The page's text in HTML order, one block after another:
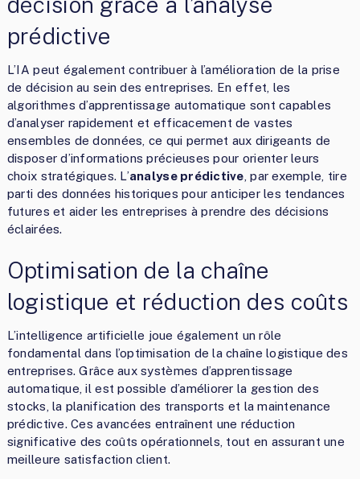
prédictive
L’IA peut également contribuer à l’amélioration de la prise
de décision au sein des entreprises. En effet, les
algorithmes d’apprentissage automatique sont capables
d’analyser rapidement et efficacement de vastes
ensembles de données, ce qui permet aux dirigeants de
disposer d’informations précieuses pour orienter leurs
choix stratégiques. L’analyse prédictive , par exemple, tire
parti des données historiques pour anticiper les tendances
futures et aider les entreprises à prendre des décisions
éclairées.
Optimisation de la chaîne
logistique et réduction des coûts
L’intelligence artificielle joue également un rôle
fondamental dans l’optimisation de la chaîne logistique des
entreprises. Grâce aux systèmes d’apprentissage
automatique, il est possible d’améliorer la gestion des
stocks, la planification des transports et la maintenance
prédictive. Ces avancées entraînent une réduction
significative des coûts opérationnels, tout en assurant une
meilleure satisfaction client.